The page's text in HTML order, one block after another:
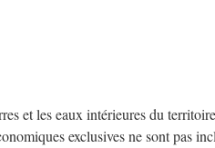
et les eaux intérieures du
exclusives ne sont pas